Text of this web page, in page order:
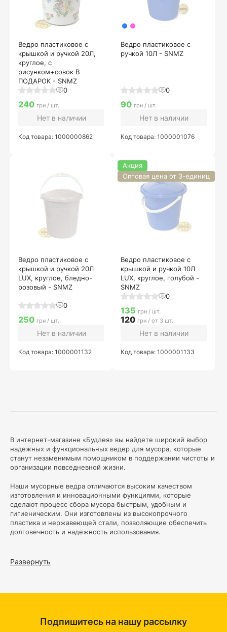
В интернет-магазине «Будлея» вы найдете широкий выбор
надежных и функциональных ведер для мусора, которые
станут незаменимым помощником в поддержании чистоты и
организации повседневной жизни.
Наши мусорные ведра отличаются высоким качеством
изготовления и инновационными функциями, которые
сделают процесс сбора мусора быстрым, удобным и
гигиеническим. Они изготовлены из высокопрочного
пластика и нержавеющей стали, позволяющие обеспечить
долговечность и надежность использования.
ведер:
позволяет удерживать неприятные запахи внутри ведра.
Развернуть
Ведро пластиковое с
крышкой и ручкой 20Л,
круглое, с
рисунком+совок В
ПОДАРОК - SNMZ
0
240 грн / шт.
Нет в наличии
Код товара: 1000000862
Ведро пластиковое с
ручкой 10Л - SNMZ
0
90 грн / шт.
Нет в наличии
Код товара: 1000001076
Ведро пластиковое с
крышкой и ручкой 20Л
LUX, круглое, бледно-
розовый - SNMZ
0
250 грн / шт.
Нет в наличии
Код товара: 1000001132
Ведро пластиковое с
крышкой и ручкой 10Л
LUX, круглое, голубой -
SNMZ
0
Акция
Оптовая цена от 3-единиц
135 грн / шт.
120 грн / от 3 шт.
Нет в наличии
Код товара: 1000001133
Подпишитесь на нашу рассылку